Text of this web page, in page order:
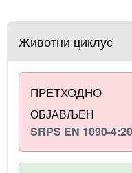
Животни циклус
ПРЕТХОДНО
ОБЈАВЉЕН
SRPS EN 1090-